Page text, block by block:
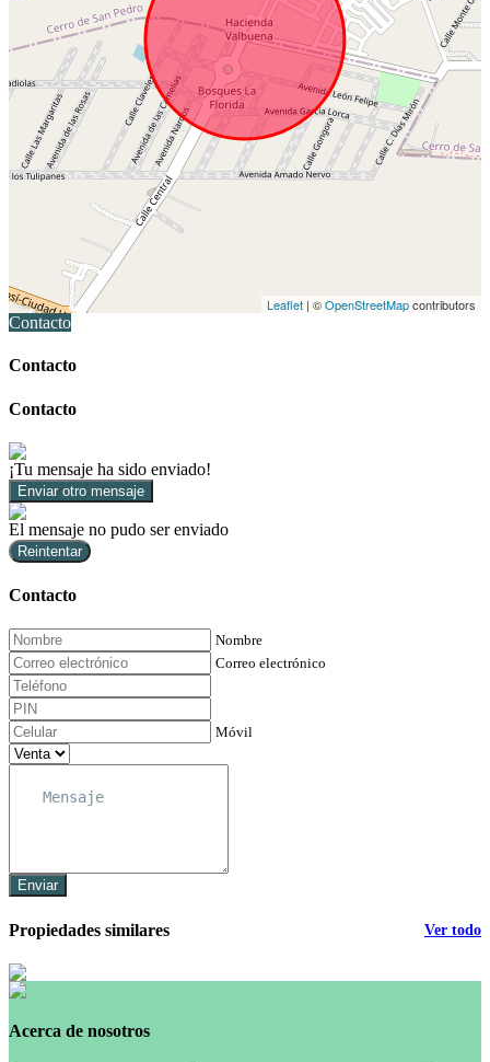
Leaflet | ©OpenStreetMapcontributors
Contacto
Contacto
Contacto
¡Tu mensaje ha sido enviado!
Enviar otro mensaje
El mensaje no pudo ser enviado
Reintentar
Contacto
Nombre
Correo electrónico
Móvil
Enviar
Propiedades similares Ver todo
Acerca de nosotros